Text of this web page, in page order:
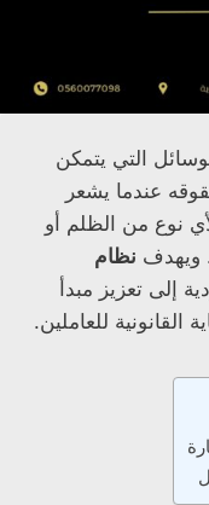
التي يتمكن
عندما يشعر
نوع من الظلم أو
ويهدف نظام
إلى تعزيز مبدأ
القانونية للعاملين.